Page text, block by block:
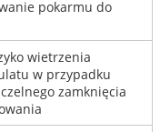
pokarmu do
wietrzenia
w przypadku
zamknięcia